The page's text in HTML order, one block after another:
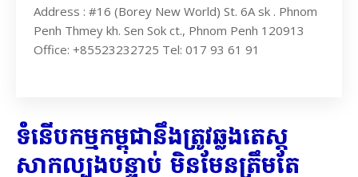
Address : #16 (Borey New World) St. 6A sk . Phnom
Penh Thmey kh. Sen Sok ct., Phnom Penh 120913
Office: +85523232725 Tel: 017 93 61 91
ទំនើបកម្មកម្ពុជានឹងត្រូវឆ្លងតេស្ត
សាកល្បងបន្ទាប់ មិនមែនត្រឹមតែ